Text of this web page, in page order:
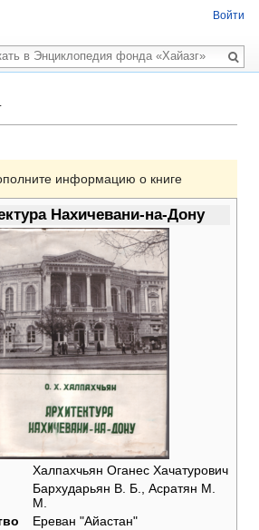
информацию о книге
Нахичевани-на-Дону
Халпахчьян Оганес Хачатурович
Бархударьян В. Б., Асратян М.
М.
Ереван "Айастан"
Войти